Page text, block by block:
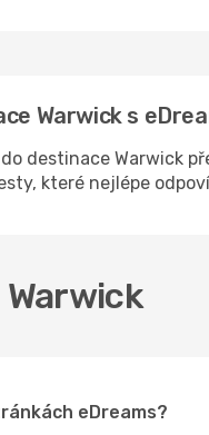
Warwick s
destinace Warwick
které nejlépe
eDreams?